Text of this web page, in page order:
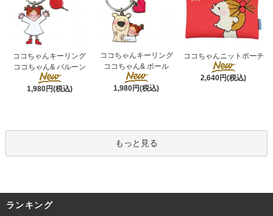
ココちゃんキーリング
ココちゃん& バルーン
1,980円(税込)
ココちゃんキーリング
ココちゃん& ポール
1,980円(税込)
ココちゃんニットポーチ
2,640円(税込)
もっと見る
ランキング